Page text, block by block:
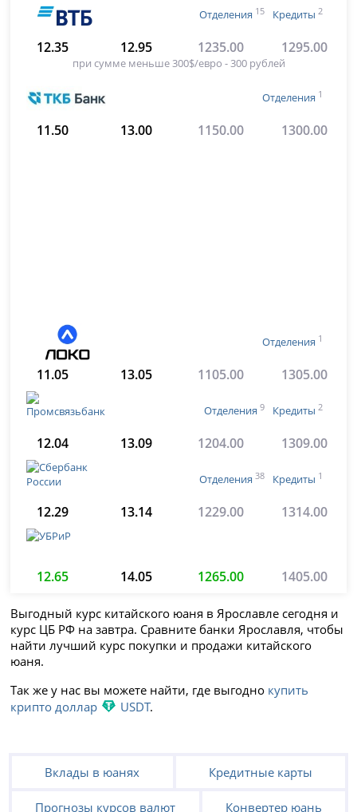
Отделения 15 Кредиты 2
12.35 12.95 1235.00 1295.00
при сумме меньше 300$/евро - 300 рублей
Отделения 1
11.50 13.00 1150.00 1300.00
Отделения 1
11.05 13.05 1105.00 1305.00
Отделения 9 Кредиты 2
12.04 13.09 1204.00 1309.00
Отделения 38 Кредиты 1
12.29 13.14 1229.00 1314.00
12.65 14.05 1265.00 1405.00
Выгодный курс китайского юаня в Ярославле сегодня и
курс ЦБ РФ на завтра. Сравните банки Ярославля, чтобы
найти лучший курс покупки и продажи китайского
юаня.
Так же у нас вы можете найти, где выгодно купить
крипто доллар
USDT.
Вклады в юанях Кредитные карты
Прогнозы курсов валют Конвертер юань